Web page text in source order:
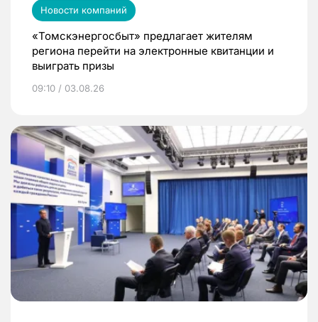
Новости компаний
«Томскэнергосбыт» предлагает жителям
региона перейти на электронные квитанции и
выиграть призы
09:10 / 03.08.26